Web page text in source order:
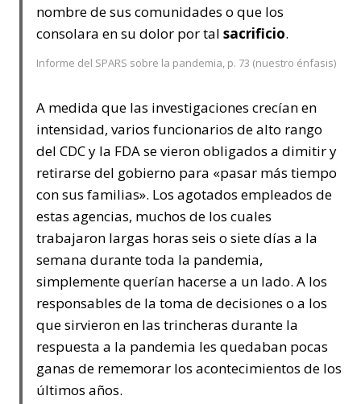
nombre de sus comunidades o que los
consolara en su dolor por tal sacrificio.
Informe del SPARS sobre la pandemia, p. 73 (nuestro énfasis)
A medida que las investigaciones crecían en
intensidad, varios funcionarios de alto rango
del CDC y la FDA se vieron obligados a dimitir y
retirarse del gobierno para «pasar más tiempo
con sus familias». Los agotados empleados de
estas agencias, muchos de los cuales
trabajaron largas horas seis o siete días a la
semana durante toda la pandemia,
simplemente querían hacerse a un lado. A los
responsables de la toma de decisiones o a los
que sirvieron en las trincheras durante la
respuesta a la pandemia les quedaban pocas
ganas de rememorar los acontecimientos de los
últimos años.